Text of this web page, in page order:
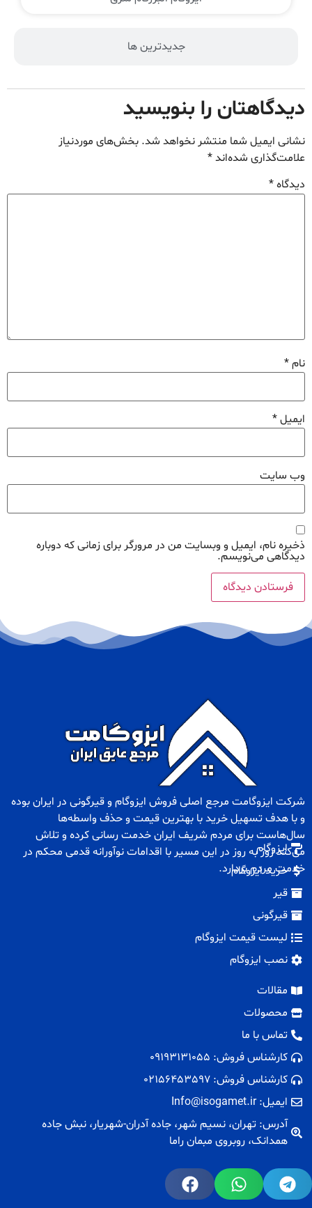
جدیدترین ها
دیدگاهتان را بنویسید
نشانی ایمیل شما منتشر نخواهد شد. بخش‌های موردنیاز
علامت‌گذاری شده‌اند*
دیدگاه*
نام*
ایمیل*
وب‌ سایت
ذخیره نام، ایمیل و وبسایت من در مرورگر برای زمانی که دوباره
دیدگاهی می‌نویسم.
شرکت ایزوگامت مرجع اصلی فروش ایزوگام وقیرگونی در ایران بوده
و با هدف تسهیل خرید با بهترین قیمت و حذف واسطه‌ها
سال‌هاست برای مردم شریف ایران خدمت رسانی کرده و تلاش
می‌کند روز به روز در این مسیر با اقدامات نوآورانه قدمی محکم در
خدمت مردم بردارد.
ایزوگام
خرید ایزوگام
قیر
قیرگونی
لیست قیمت ایزوگام
نصب ایزوگام
مقالات
محصولات
تماس با ما
کارشناس فروش: 09193131055
کارشناس فروش: 02156453597
ایمیل: Info@isogamet.ir
آدرس: تهران، نسیم شهر، جاده آدران-شهریار، نبش جاده
همدانک، روبروی مبمان راما